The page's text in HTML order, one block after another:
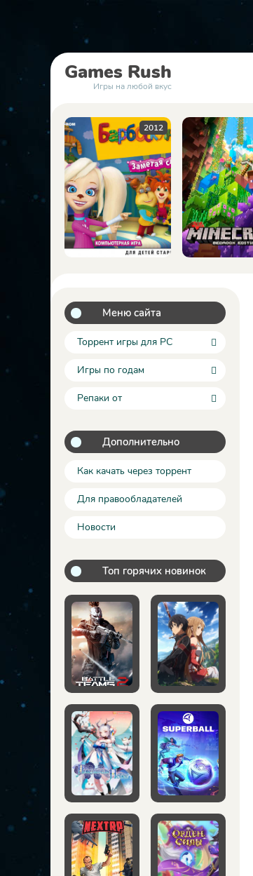
Games Rush
Игры на любой вкус
2015
Меню сайта
Торрент игры для PC
Игры по годам
Репаки от
Дополнительно
Как качать через торрент
Для правообладателей
Новости
Топ горячих новинок